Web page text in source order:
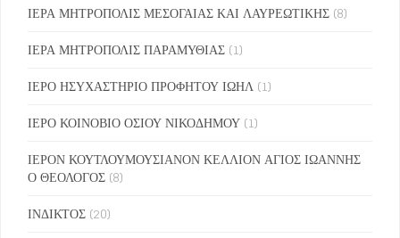
ΙΕΡΑ ΜΗΤΡΟΠΟΛΙΣ ΜΕΣΟΓΑΙΑΣ ΚΑΙ ΛΑΥΡΕΩΤΙΚΗΣ (8)
ΙΕΡΑ ΜΗΤΡΟΠΟΛΙΣ ΠΑΡΑΜΥΘΙΑΣ (1)
ΙΕΡΟ ΗΣΥΧΑΣΤΗΡΙΟ ΠΡΟΦΗΤΟΥ ΙΩΗΛ (1)
ΙΕΡΟ ΚΟΙΝΟΒΙΟ ΟΣΙΟΥ ΝΙΚΟΔΗΜΟΥ (1)
ΙΕΡΟΝ ΚΟΥΤΛΟΥΜΟΥΣΙΑΝΟΝ ΚΕΛΛΙΟΝ ΑΓΙΟΣ ΙΩΑΝΝΗΣ
Ο ΘΕΟΛΟΓΟΣ (8)
ΙΝΔΙΚΤΟΣ (20)